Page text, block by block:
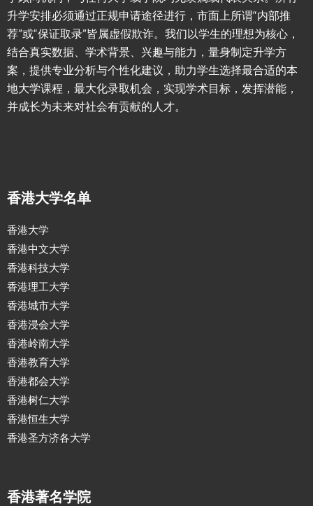
升学安排必须通过正规申请途径进行，市面上所谓“内部推
荐”或“保证取录”皆属虚假欺诈。我们以学生的理想为核心，
结合真实数据、学术背景、兴趣与能力，量身制定升学方
案，提供专业分析与个性化建议，助力学生选择最合适的本
地大学课程，最大化录取机会，实现学术目标，发挥潜能，
并成长为未来对社会有贡献的人才。
香港大学名单
香港大学
香港中文大学
香港科技大学
香港理工大学
香港城市大学
香港浸会大学
香港岭南大学
香港教育大学
香港都会大学
香港树仁大学
香港恒生大学
香港圣方济各大学
香港著名学院